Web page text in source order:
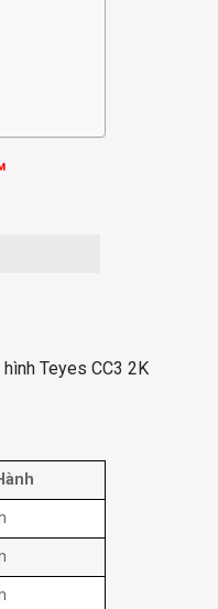
Teyes CC3 2K